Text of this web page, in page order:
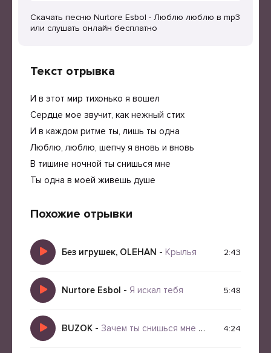
Скачать песню Nurtore Esbol - Люблю люблю в mp3
или слушать онлайн бесплатно
Текст отрывка
И в этот мир тихонько я вошел
Сердце мое звучит, как нежный стих
И в каждом ритме ты, лишь ты одна
Люблю, люблю, шепчу я вновь и вновь
В тишине ночной ты снишься мне
Ты одна в моей живешь душе
Похожие отрывки
Без игрушек, OLEHAN - Крылья 2:43
Nurtore Esbol - Я искал тебя 5:48
BUZOK - Зачем ты снишься мне Midnight Dream Remix Boo 4U 2026 4:24